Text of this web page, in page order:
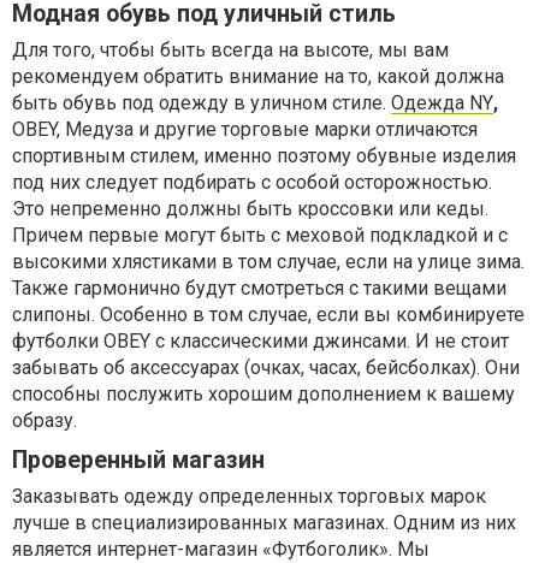
Модная обувь под уличный стиль
Для того, чтобы быть всегда на высоте, мы вам
рекомендуем обратить внимание на то, какой должна
быть обувь под одежду в уличном стиле. Одежда NY,
OBEY, Медуза и другие торговые марки отличаются
спортивным стилем, именно поэтому обувные изделия
под них следует подбирать с особой осторожностью.
Это непременно должны быть кроссовки или кеды.
Причем первые могут быть с меховой подкладкой и с
высокими хлястиками в том случае, если на улице зима.
Также гармонично будут смотреться с такими вещами
слипоны. Особенно в том случае, если вы комбинируете
футболки OBEY с классическими джинсами. И не стоит
забывать об аксессуарах (очках, часах, бейсболках). Они
способны послужить хорошим дополнением к вашему
образу.
Проверенный магазин
Заказывать одежду определенных торговых марок
лучше в специализированных магазинах. Одним из них
является интернет-магазин «Футбоголик». Мы